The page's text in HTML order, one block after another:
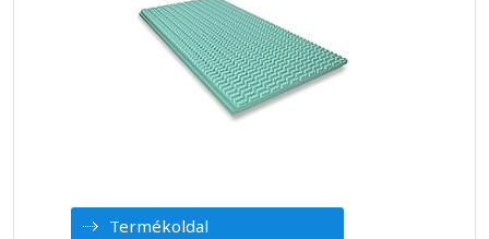
Termékoldal